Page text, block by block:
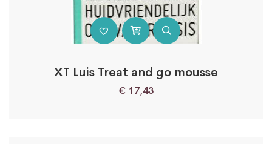
XT Luis Treat and go mousse
€ 17,43